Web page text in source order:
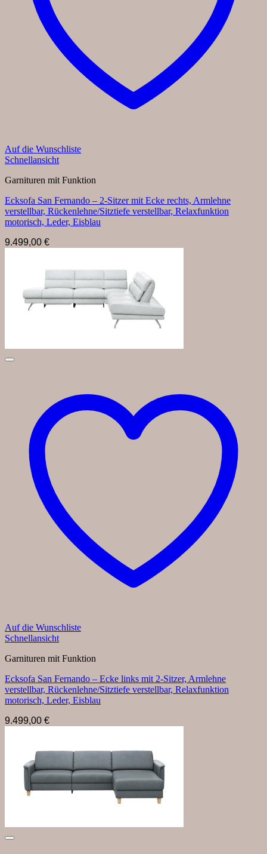
Auf die Wunschliste
Schnellansicht
Garnituren mit Funktion
Ecksofa San Fernando – 2-Sitzer mit Ecke rechts, Armlehne
verstellbar, Rückenlehne/Sitztiefe verstellbar, Relaxfunktion
motorisch, Leder, Eisblau
9.499,00 €
Auf die Wunschliste
Schnellansicht
Garnituren mit Funktion
Ecksofa San Fernando – Ecke links mit 2-Sitzer, Armlehne
verstellbar, Rückenlehne/Sitztiefe verstellbar, Relaxfunktion
motorisch, Leder, Eisblau
9.499,00 €